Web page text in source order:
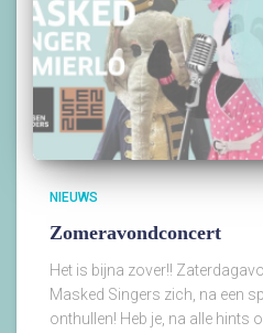
NIEUWS
Zomeravondconcert
Het is bijna zover!!
Masked Singers zich, na een
onthullen! Heb je, na alle hints